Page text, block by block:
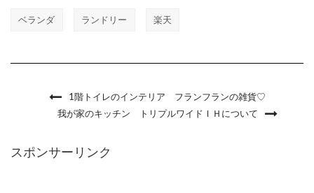
ベランダ ランドリー 楽天
1階トイレのインテリア フランフランの雑貨♡
我が家のキッチン トリプルワイドＩＨについて
スポンサーリンク